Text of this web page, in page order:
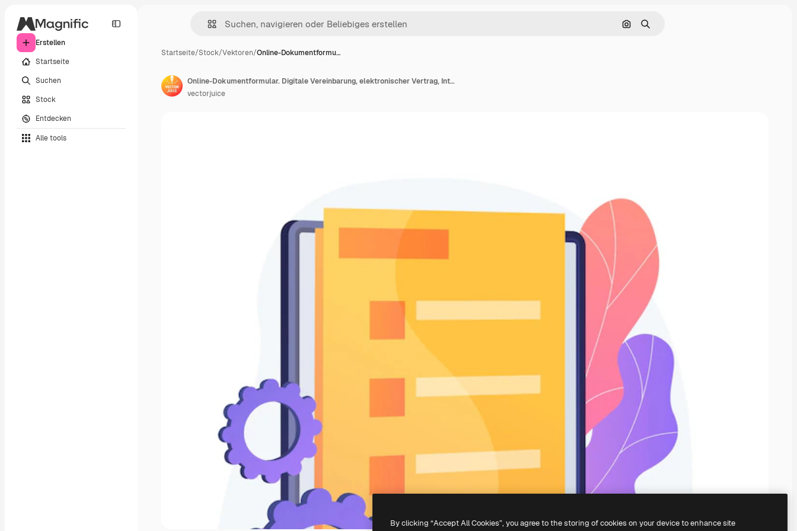
Erstellen
Startseite
Suchen
Stock
Entdecken
Alle tools
Nach Bild suchen
Suchen
Startseite/Stock/Vektoren/Online-Dokumentformu…
Online-Dokumentformular. Digitale Vereinbarung, elektronischer Vertrag, Internet-Fragebogen. Beachten Sie die Aufgabenliste. Stimmzettel, Umfrage flaches Gestaltungselement.
vectorjuice
By clicking “Accept All Cookies”, you agree to the storing of cookies on your device to enhance site